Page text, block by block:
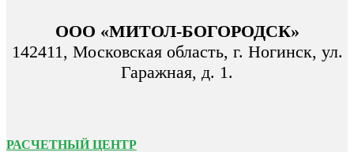
ООО «МИТОЛ-БОГОРОДСК»
142411, Московская область, г. Ногинск, ул.
Гаражная, д. 1.
РАСЧЕТНЫЙ ЦЕНТР